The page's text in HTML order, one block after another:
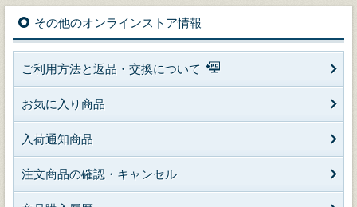
その他のオンラインストア情報
ご利用方法と返品・交換について
お気に入り商品
入荷通知商品
注文商品の確認・キャンセル